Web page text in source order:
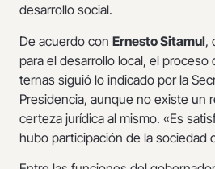
desarrollo social.
De acuerdo con Ernesto Sitamul,
para el desarrollo local, el proceso
ternas siguió lo indicado por la
Presidencia, aunque no existe un
certeza jurídica al mismo. «Es
hubo participación de la sociedad